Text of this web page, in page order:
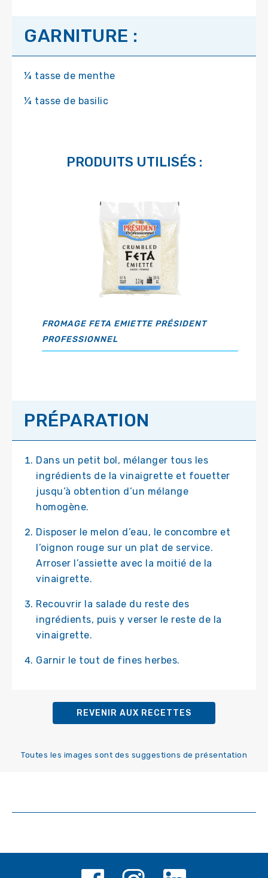
GARNITURE :
¼ tasse de menthe
¼ tasse de basilic
PRODUITS UTILISÉS :
FROMAGE FETA EMIETTE PRÉSIDENT
PROFESSIONNEL
PRÉPARATION
Dans un petit bol, mélanger tous les
ingrédients de la vinaigrette et fouetter
jusqu’à obtention d’un mélange
homogène.
Disposer le melon d’eau, le concombre et
l’oignon rouge sur un plat de service.
Arroser l’assiette avec la moitié de la
vinaigrette.
Recouvrir la salade du reste des
ingrédients, puis y verser le reste de la
vinaigrette.
Garnir le tout de fines herbes.
REVENIR AUX RECETTES
Toutes les images sont des suggestions de présentation